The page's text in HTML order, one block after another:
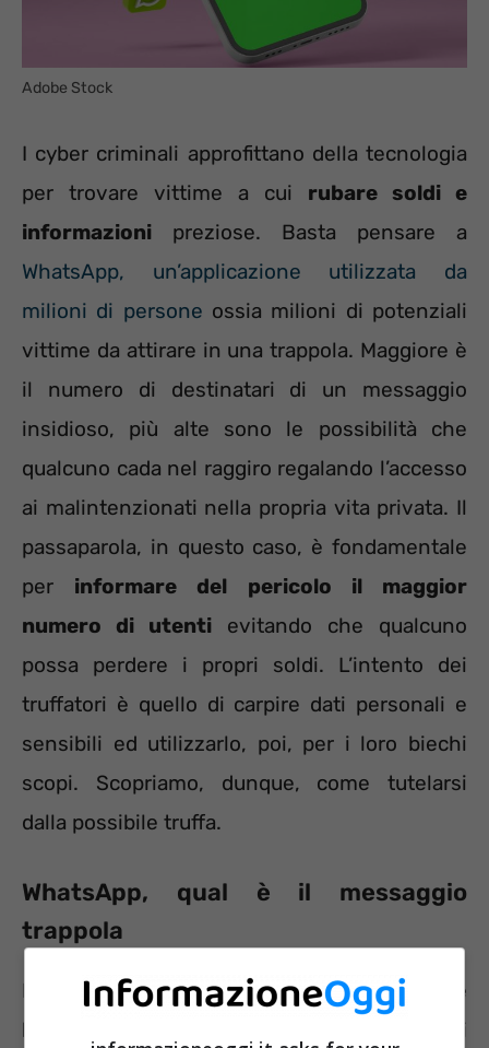
Adobe Stock
I cyber criminali approfittano della tecnologia
per trovare vittime a cui rubare soldi e
informazioni preziose. Basta pensare a
WhatsApp, un’applicazione utilizzata da
milioni di persone ossia milioni di potenziali
vittime da attirare in una trappola. Maggiore è
il numero di destinatari di un messaggio
insidioso, più alte sono le possibilità che
qualcuno cada nel raggiro regalando l’accesso
ai malintenzionati nella propria vita privata. Il
passaparola, in questo caso, è fondamentale
per informare del pericolo il maggior
numero di utenti evitando che qualcuno
possa perdere i propri soldi. L’intento dei
truffatori è quello di carpire dati personali e
sensibili ed utilizzarlo, poi, per i loro biechi
scopi. Scopriamo, dunque, come tutelarsi
dalla possibile truffa.
WhatsApp, qual è il messaggio
trappola
Il raggiro più comune su WhatsApp prevede
l’inoltro di un messaggio inviato da parte di